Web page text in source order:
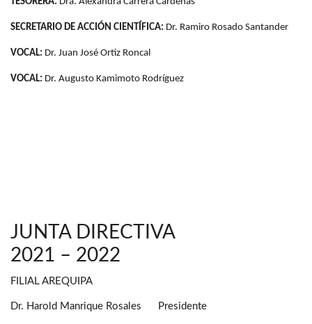
SECRETARIO DE ACCIÓN CIENTÍFICA: Dr. Ramiro Rosado Santander
VOCAL: Dr. Juan José Ortiz Roncal
VOCAL: Dr. Augusto Kamimoto Rodríguez
JUNTA DIRECTIVA
2021 – 2022
FILIAL AREQUIPA
Dr. Harold Manrique Rosales Presidente